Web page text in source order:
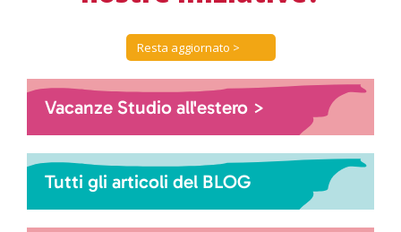
Resta aggiornato >
Vacanze Studio all'estero >
Tutti gli articoli del BLOG